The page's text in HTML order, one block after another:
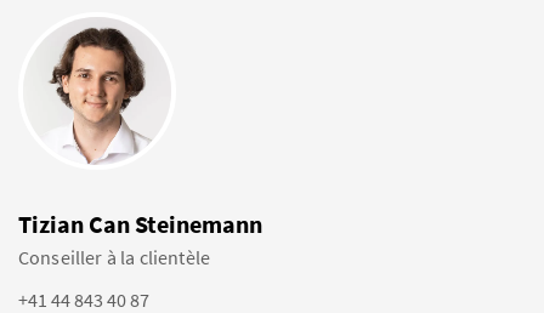
Tizian Can Steinemann
Conseiller à la clientèle
+41 44 843 40 87